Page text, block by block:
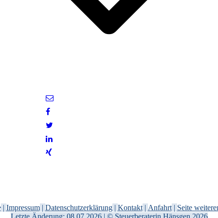
| Impressum| Datenschutzerklärung| Kontakt| Anfahrt| Seite